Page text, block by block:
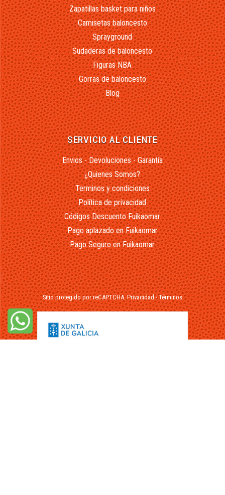
Zapatillas basket para niños
Camisetas baloncesto
Sprayground
Sudaderas de baloncesto
Figuras NBA
Gorras de baloncesto
Blog
SERVICIO AL CLIENTE
Envios - Devoluciones - Garantía
¿Quienes Somos?
Terminos y condiciones
Política de privacidad
Códigos Descuento Fuikaomar
Pago aplazado en Fuikaomar
Pago Seguro en Fuikaomar
Sitio protegido por reCAPTCHA.Privacidad-Términos